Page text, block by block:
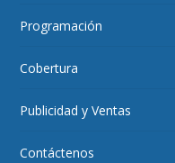
Programación
Cobertura
Publicidad y Ventas
Contáctenos